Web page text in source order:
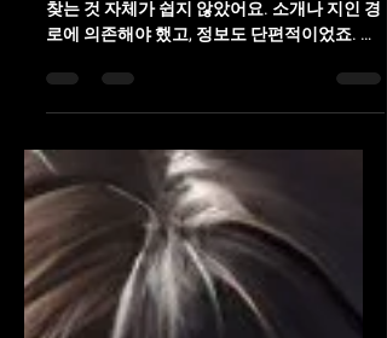
예전에는 스웨디시알바 나 유흥알바 정보를
로에 의존해야 했고, 정보도 단편적이었죠. 하
시알바 스웨디시알바 1️⃣ 모바일 검색이 기준
이 되면서 진입 장벽이 낮아짐 이제는 네이버
검색 구글 키워드 검색 모바일 카페·블로그 만
으로도 업소 정보, 후기, 조건을 한 번에 비교할
수 있어요.굳이 직접 발품을 팔지 않아도 집에
서 충분히 판단 이 가능해졌죠. 스웨디시알바
2️⃣ 후기·경험담이 많아져 ‘감으로 선택’하지 않
아도 된다 과거에는“괜찮다더라” 같은 말만 믿